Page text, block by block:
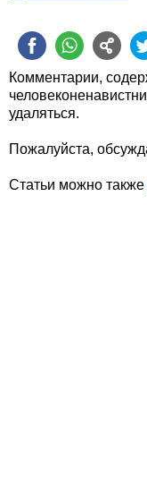
Комментарии,
удаляться.
Пожалуйста,
Статьи можно также